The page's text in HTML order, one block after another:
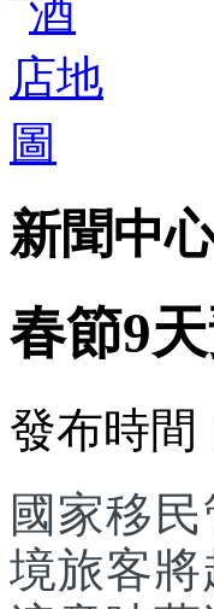
新聞中
春節9
發布時間
國家移
境旅客將